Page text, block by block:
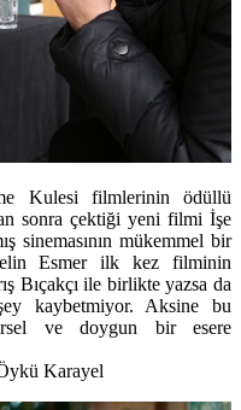
Kulesi filmlerinin ödüllü
sonra çektiği yeni filmi İşe
sinemasının mükemmel bir
Esmer ilk kez filminin
Bıçakçı ile birlikte yazsa da
kaybetmiyor. Aksine bu
ve doygun bir esere
Karayel